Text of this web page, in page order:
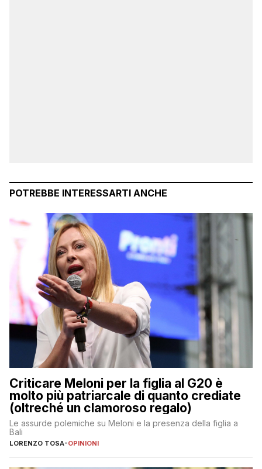
POTREBBE INTERESSARTI ANCHE
Criticare Meloni per la figlia al G20 è
molto più patriarcale di quanto crediate
(oltreché un clamoroso regalo)
Le assurde polemiche su Meloni e la presenza della figlia a
Bali
LORENZO TOSA-OPINIONI